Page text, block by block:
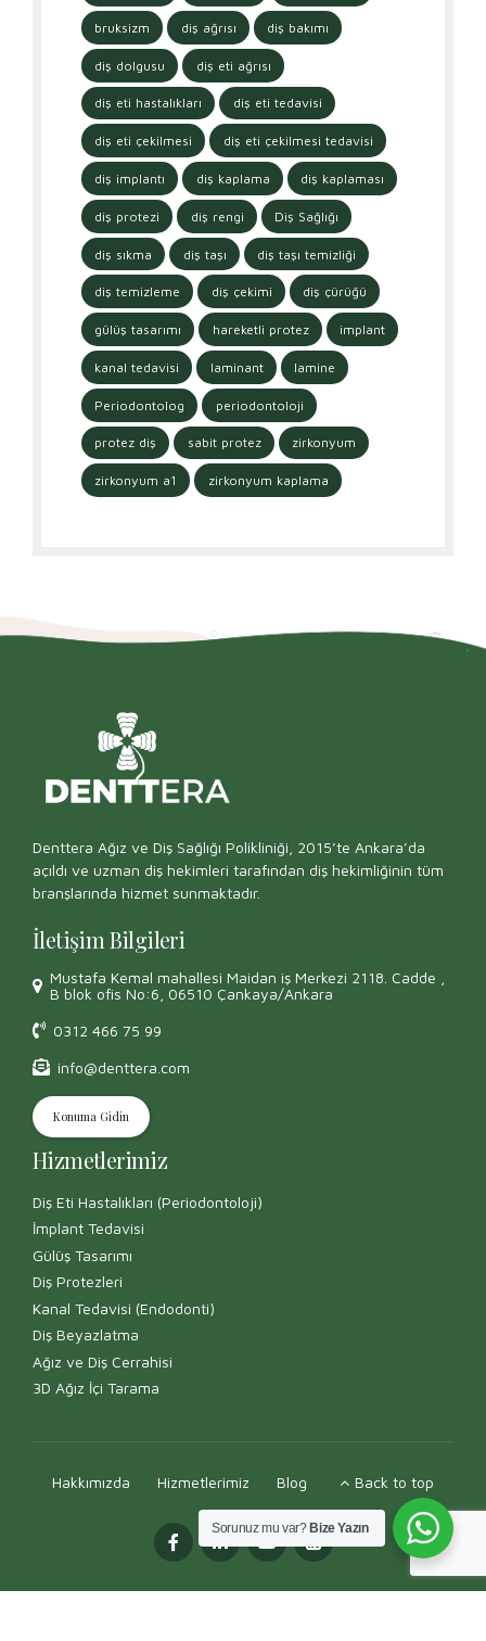
bruksizm diş ağrısı diş bakımı
diş dolgusu diş eti ağrısı
diş eti hastalıkları diş eti tedavisi
diş eti çekilmesi diş eti çekilmesi tedavisi
diş implantı diş kaplama diş kaplaması
diş protezi diş rengi Diş Sağlığı
diş sıkma diş taşı diş taşı temizliği
diş temizleme diş çekimi diş çürüğü
gülüş tasarımı hareketli protez implant
kanal tedavisi laminant lamine
Periodontolog periodontoloji
protez diş sabit protez zirkonyum
zirkonyum a1 zirkonyum kaplama
Denttera Ağız ve Diş Sağlığı Polikliniği, 2015’te Ankara’da
açıldı ve uzman diş hekimleri tarafından diş hekimliğinin tüm
branşlarında hizmet sunmaktadır.
İletişim Bilgileri
Mustafa Kemal mahallesi Maidan iş Merkezi 2118. Cadde ,
B blok ofis No:6, 06510 Çankaya/Ankara
0312 466 75 99
info@denttera.com
Konuma Gidin
Hizmetlerimiz
Diş Eti Hastalıkları (Periodontoloji)
İmplant Tedavisi
Gülüş Tasarımı
Diş Protezleri
Kanal Tedavisi (Endodonti)
Diş Beyazlatma
Ağız ve Diş Cerrahisi
3D Ağız İçi Tarama
Hakkımızda Hizmetlerimiz Blog Back to top
Sorunuz mu var? Bize Yazın